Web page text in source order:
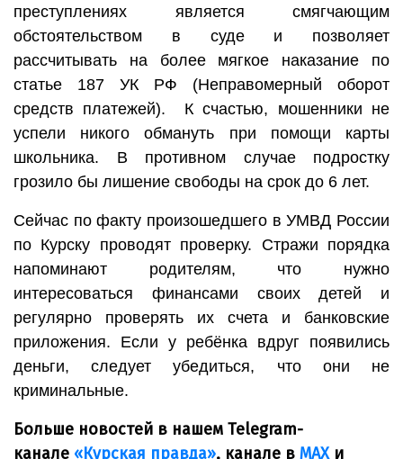
преступлениях является смягчающим
обстоятельством в суде и позволяет
рассчитывать на более мягкое наказание по
статье 187 УК РФ (Неправомерный оборот
средств платежей). К счастью, мошенники не
успели никого обмануть при помощи карты
школьника. В противном случае подростку
грозило бы лишение свободы на срок до 6 лет.
Сейчас по факту произошедшего в УМВД России
по Курску проводят проверку. Стражи порядка
напоминают родителям, что нужно
интересоваться финансами своих детей и
регулярно проверять их счета и банковские
приложения. Если у ребёнка вдруг появились
деньги, следует убедиться, что они не
криминальные.
Больше новостей в нашем Telegram-
канале «Курская правда», канале в МАХи